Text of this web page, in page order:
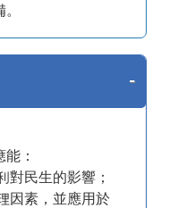
：
對民生的影響；
因素，並應用於